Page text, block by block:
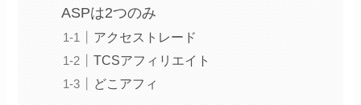
ASPは2つのみ
アクセストレード
TCSアフィリエイト
どこアフィ